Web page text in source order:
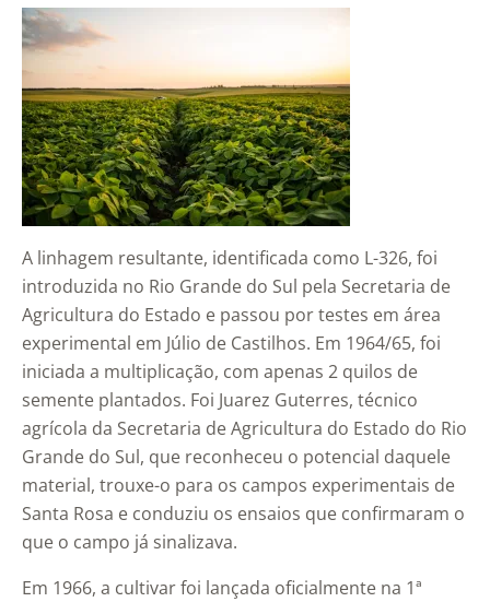
A linhagem resultante, identificada como L-326, foi
introduzida no Rio Grande do Sul pela Secretaria de
Agricultura do Estado e passou por testes em área
experimental em Júlio de Castilhos. Em 1964/65, foi
iniciada a multiplicação, com apenas 2 quilos de
semente plantados. Foi Juarez Guterres, técnico
agrícola da Secretaria de Agricultura do Estado do Rio
Grande do Sul, que reconheceu o potencial daquele
material, trouxe-o para os campos experimentais de
Santa Rosa e conduziu os ensaios que confirmaram o
que o campo já sinalizava.
Em 1966, a cultivar foi lançada oficialmente na 1ª